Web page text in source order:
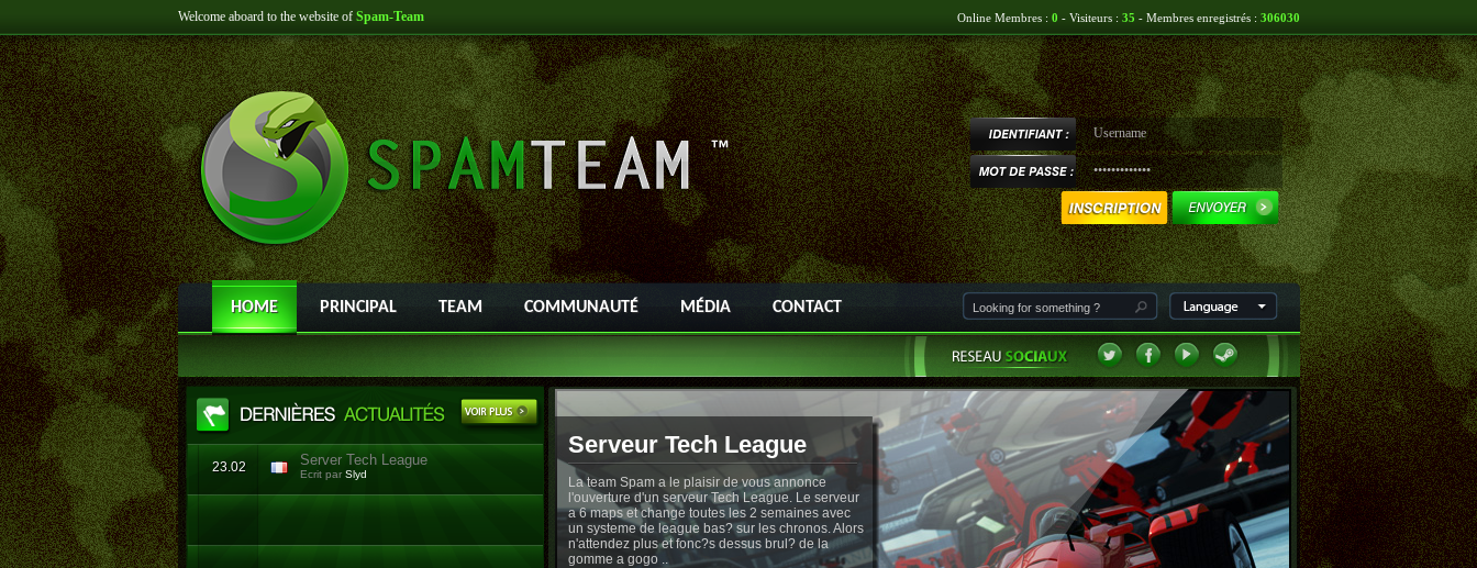
Welcome aboard to the website of Spam-Team Online Membres : 0 - Visiteurs : 35 - Membres enregistrés : 306030
HOME PRINCIPAL TEAM COMMUNAUTÉ MÉDIA CONTACT
23.02 Server Tech League
Ecrit par Slyd
Serveur Tech League
La team Spam a le plaisir de vous annonce
l'ouverture d'un serveur Tech League. Le serveur
a 6 maps et change toutes les 2 semaines avec
un systeme de league bas? sur les chronos. Alors
n'attendez plus et fonc?s dessus brul? de la
gomme a gogo ..